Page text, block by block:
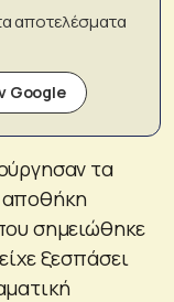
αποτελέσματα
Google
τα
αποθήκη
σημειώθηκε
ξεσπάσει